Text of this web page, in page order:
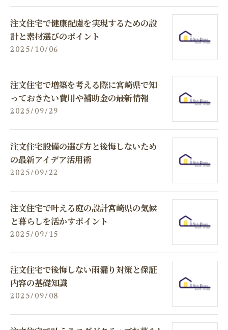
注文住宅で健康配慮を実現するための設
計と素材選びのポイント
2025/10/06
注文住宅で増築を考える際に宮崎県で知
っておきたい費用や補助金の最新情報
2025/09/29
注文住宅設備の選び方と後悔しないため
の最新アイデア活用術
2025/09/22
注文住宅で叶える庭の設計宮崎県の気候
と暮らしを活かすポイント
2025/09/15
注文住宅で後悔しない雨漏り対策と保証
内容の基礎知識
2025/09/08